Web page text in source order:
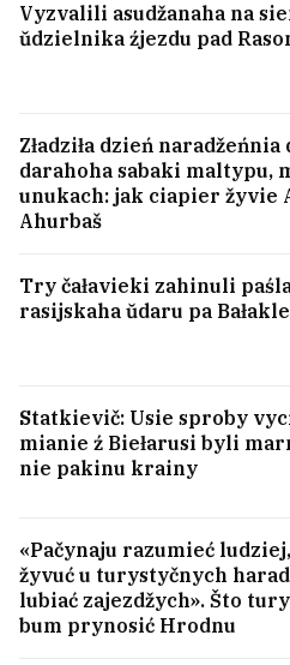
Vyzvalili asudžanaha na
ŭdzielnika źjezdu pad
Zładziła dzień naradžeńnia
darahoha sabaki maltypu,
unukach: jak ciapier žyvie
Ahurbaš
Try čałavieki zahinuli
rasijskaha ŭdaru pa
Statkievič: Usie sproby
mianie ź Biełarusi byli
nie pakinu krainy
«Pačynaju razumieć
žyvuć u turystyčnych
lubiać zajezdžych». Što
bum prynosić Hrodnu
Zialenski: Tempy
rakiet da Patriot
«Hałoŭnaje nie
tolki telefon, ale i
elektrastymulatarami. I
seksam?
1